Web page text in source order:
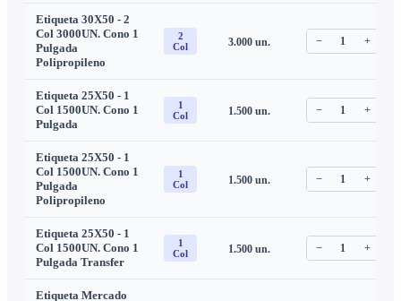
Etiqueta 30X50 - 2
Col 3000UN. Cono 1
Pulgada
Polipropileno
2
Col
3.000un. − 1 +
Etiqueta 25X50 - 1
Col 1500UN. Cono 1
Pulgada
1
Col
1.500un. − 1 +
Etiqueta 25X50 - 1
Col 1500UN. Cono 1
Pulgada
Polipropileno
1
Col
1.500un. − 1 +
Etiqueta 25X50 - 1
Col 1500UN. Cono 1
Pulgada Transfer
1
Col
1.500un. − 1 +
Etiqueta Mercado